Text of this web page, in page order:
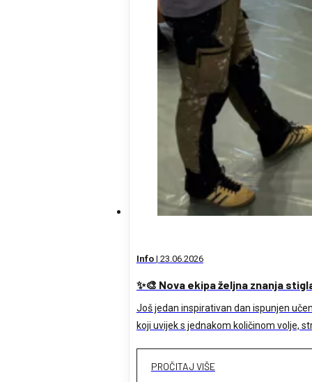
Info| 23.06.2026
✨🎨 Nova ekipa željna znanja
Još jedan inspirativan dan ispunjen
koji uvijek s jednakom količinom volje,
PROČITAJ VIŠE